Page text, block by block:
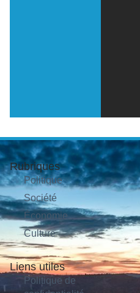
Rubriques
Politique
Société
Économie
Culture
Liens utiles
Politique de